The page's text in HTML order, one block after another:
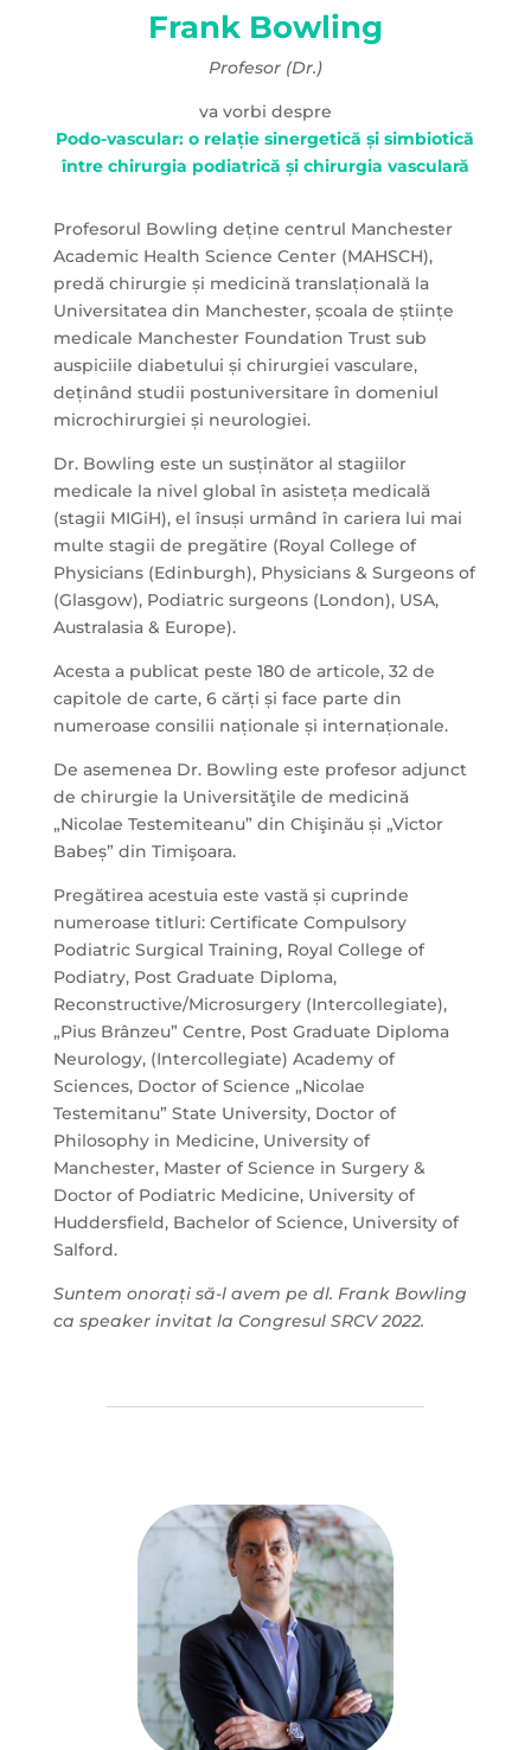
Frank Bowling
Profesor (Dr.)
va vorbi despre
Podo-vascular: o relație sinergetică și simbiotică
între chirurgia podiatrică și chirurgia vasculară
Profesorul Bowling deține centrul Manchester
Academic Health Science Center (MAHSCH),
predă chirurgie și medicină translațională la
Universitatea din Manchester, școala de științe
medicale Manchester Foundation Trust sub
auspiciile diabetului și chirurgiei vasculare,
deținând studii postuniversitare în domeniul
microchirurgiei și neurologiei.
Dr. Bowling este un susținător al stagiilor
medicale la nivel global în asisteța medicală
(stagii MIGiH), el însuși urmând în cariera lui mai
multe stagii de pregătire (Royal College of
Physicians (Edinburgh), Physicians & Surgeons of
(Glasgow), Podiatric surgeons (London), USA,
Australasia & Europe).
Acesta a publicat peste 180 de articole, 32 de
capitole de carte, 6 cărți și face parte din
numeroase consilii naționale și internaționale.
De asemenea Dr. Bowling este profesor adjunct
de chirurgie la Universităţile de medicină
„Nicolae Testemiteanu” din Chişinău și „Victor
Babeș” din Timişoara.
Pregătirea acestuia este vastă și cuprinde
numeroase titluri: Certificate Compulsory
Podiatric Surgical Training, Royal College of
Podiatry, Post Graduate Diploma,
Reconstructive/Microsurgery (Intercollegiate),
„Pius Brânzeu” Centre, Post Graduate Diploma
Neurology, (Intercollegiate) Academy of
Sciences, Doctor of Science „Nicolae
Testemitanu” State University, Doctor of
Philosophy in Medicine, University of
Manchester, Master of Science in Surgery &
Doctor of Podiatric Medicine, University of
Huddersfield, Bachelor of Science, University of
Salford.
Suntem onorați să-l avem pe dl. Frank Bowling
ca speaker invitat la Congresul SRCV 2022.